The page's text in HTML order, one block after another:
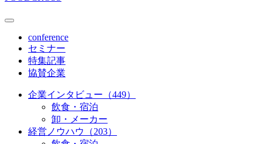
conference
セミナー
特集記事
協賛企業
企業インタビュー（449）
飲食・宿泊
卸・メーカー
経営ノウハウ（203）